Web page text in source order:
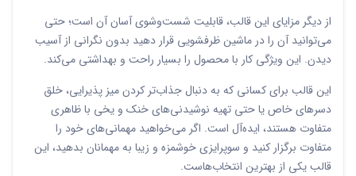
از دیگر مزایای این قالب، قابلیت شست‌وشوی آسان آن است؛ حتی
می‌توانید آن را در ماشین ظرفشویی قرار دهید بدون نگرانی از آسیب
دیدن. این ویژگی کار با محصول را بسیار راحت و بهداشتی می‌کند.
این قالب برای کسانی که به دنبال جذاب‌تر کردن میز پذیرایی، خلق
دسرهای خاص یا حتی تهیه نوشیدنی‌های خنک و یخی با ظاهری
متفاوت هستند، ایده‌آل است. اگر می‌خواهید مهمانی‌های خود را
متفاوت برگزار کنید و سوپرایزی خوشمزه و زیبا به مهمانان بدهید، این
قالب یکی از بهترین انتخاب‌هاست.